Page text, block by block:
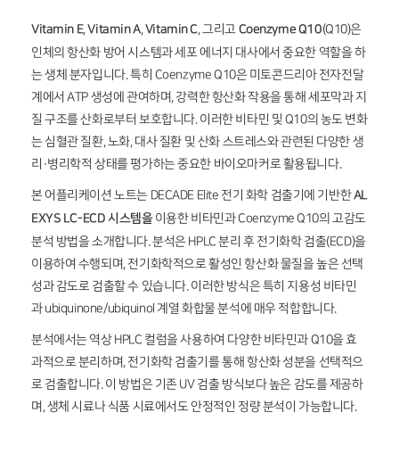
Vitamin E,Vitamin A,Vitamin C, 그리고 Coenzyme Q10(Q10)은
인체의 항산화 방어 시스템과 세포 에너지 대사에서 중요한 역할을 하
는 생체 분자입니다. 특히 Coenzyme Q10은 미토콘드리아 전자전달
계에서 ATP 생성에 관여하며, 강력한 항산화 작용을 통해 세포막과 지
질 구조를 산화로부터 보호합니다. 이러한 비타민 및 Q10의 농도 변화
는 심혈관 질환, 노화, 대사 질환 및 산화 스트레스와 관련된 다양한 생
리·병리학적 상태를 평가하는 중요한 바이오마커로 활용됩니다.
본 어플리케이션 노트는 DECADE Elite 전기 화학 검출기에 기반한AL
EXYS LC-ECD 시스템을이용한 비타민과 Coenzyme Q10의 고감도
분석 방법을 소개합니다. 분석은 HPLC 분리 후 전기화학 검출(ECD)을
이용하여 수행되며, 전기화학적으로 활성인 항산화 물질을 높은 선택
성과 감도로 검출할 수 있습니다. 이러한 방식은 특히 지용성 비타민
과 ubiquinone/ubiquinol 계열 화합물 분석에 매우 적합합니다.
분석에서는 역상 HPLC 컬럼을 사용하여 다양한 비타민과 Q10을 효
과적으로 분리하며, 전기화학 검출기를 통해 항산화 성분을 선택적으
로 검출합니다. 이 방법은 기존 UV 검출 방식보다 높은 감도를 제공하
며, 생체 시료나 식품 시료에서도 안정적인 정량 분석이 가능합니다.